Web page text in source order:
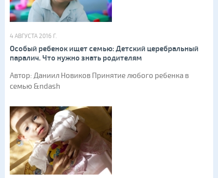
4 АВГУСТА 2016 Г.
Особый ребенок ищет семью: Детский церебральный
паралич. Что нужно знать родителям
Автор: Даниил Новиков Принятие любого ребенка в
семью &ndash